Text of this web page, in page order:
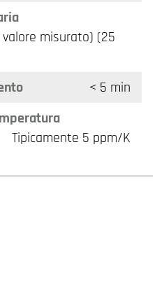
misurato) (25
< 5 min
Tipicamente 5 ppm/K